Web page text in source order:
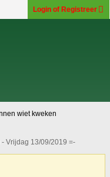
Login of Registreer
wiet kweken
Vrijdag 13/09/2019 =-